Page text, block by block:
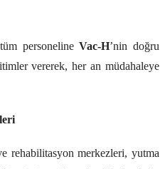
personelineVac-H’nin doğru
vererek, her an müdahaleye
rehabilitasyon merkezleri, yutma